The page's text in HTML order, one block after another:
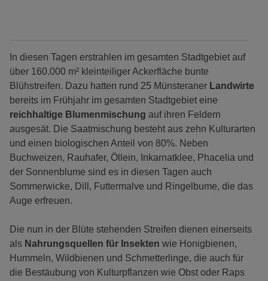
In diesen Tagen erstrahlen im gesamten Stadtgebiet auf
über 160.000 m² kleinteiliger Ackerfläche bunte
Blühstreifen. Dazu hatten rund 25 Münsteraner Landwirte
bereits im Frühjahr im gesamten Stadtgebiet eine
reichhaltige Blumenmischung auf ihren Feldern
ausgesät. Die Saatmischung besteht aus zehn Kulturarten
und einen biologischen Anteil von 80%. Neben
Buchweizen, Rauhafer, Öllein, Inkarnatklee, Phacelia und
der Sonnenblume sind es in diesen Tagen auch
Sommerwicke, Dill, Futtermalve und Ringelbume, die das
Auge erfreuen.
Die nun in der Blüte stehenden Streifen dienen einerseits
als Nahrungsquellen für Insekten wie Honigbienen,
Hummeln, Wildbienen und Schmetterlinge, die auch für
die Bestäubung von Kulturpflanzen wie Obst oder Raps